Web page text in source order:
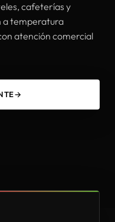
cafeterías y
a temperatura
atención comercial
→